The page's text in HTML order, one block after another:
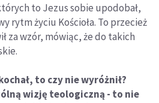
to Jezus sobie upodobał,
rytm życiu Kościoła. To przecież
za wzór, mówiąc, że do takich
to czy nie wyróżnił?
wizję teologiczną - to nie